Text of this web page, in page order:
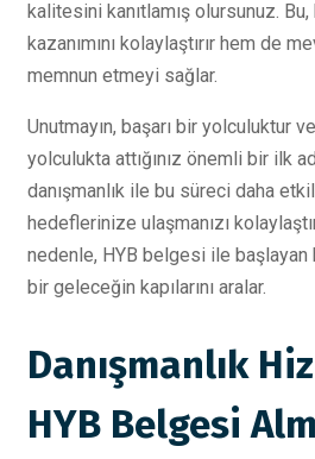
kalitesini kanıtlamış olursunuz.
kazanımını kolaylaştırır hem de
memnun etmeyi sağlar.
Unutmayın, başarı bir yolculuktur
yolculukta attığınız önemli bir ilk
danışmanlık ile bu süreci daha
hedeflerinize ulaşmanızı
nedenle, HYB belgesi ile başlayan
bir geleceğin kapılarını aralar.
Danışmanlık
HYB Belgesi